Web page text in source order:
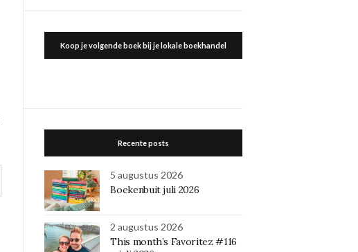
Koop je volgende boek bij je lokale boekhandel
Recente posts
5 augustus 2026
Boekenbuit juli 2026
2 augustus 2026
This month’s Favoritez #116